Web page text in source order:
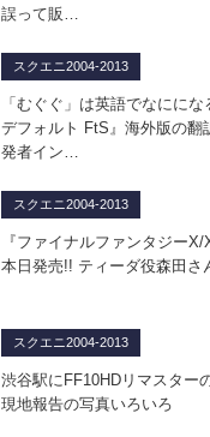
誤って販…
スクエニ2004-2013
「むぐぐ」は英語でなにに
デフォルト FtS』海外版の翻
発者イン…
スクエニ2004-2013
『ファイナルファンタジーX/
本日発売!! ティーダ役森田
スクエニ2004-2013
渋谷駅にFF10HDリマスター
現地報告の写真いろいろ